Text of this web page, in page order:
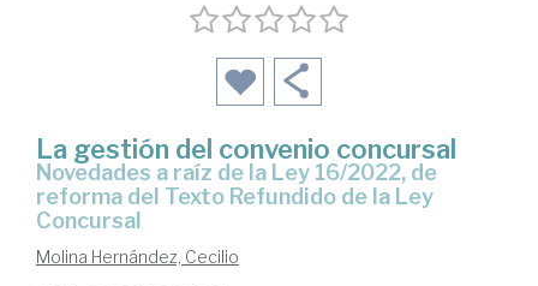
La gestión del convenio concursal
Novedades a raíz de la Ley 16/2022, de
reforma del Texto Refundido de la Ley
Concursal
Molina Hernández, Cecilio